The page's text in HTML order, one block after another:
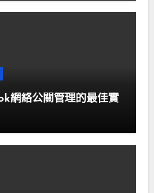
網絡公關管理的最佳實